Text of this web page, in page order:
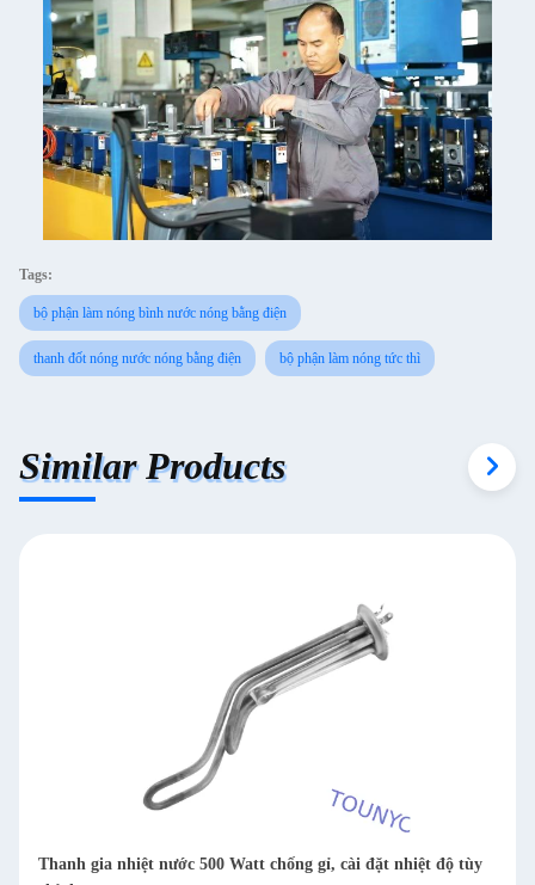
Tags:
bộ phận làm nóng bình nước nóng bằng điện
thanh đốt nóng nước nóng bằng điện bộ phận làm nóng tức thì
Similar Products
nhiệt nước 500 Watt chống gỉ, cài đặt nhiệt độ tùy
220V-240V